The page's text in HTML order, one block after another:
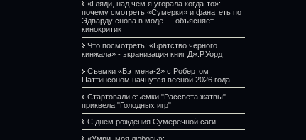
«Гляди, над чем я угорала когда-то»:
почему смотреть «Сумерки» и фанатеть по
Эдварду снова в моде — объясняет
кинокритик
Что посмотреть: «Братство черного
кинжала» - экранизация книг Дж.Р.Уорд
Съемки «Бэтмена-2» с Робертом
Паттинсоном начнутся весной 2026 года
Стартовали съемки "Рассвета жатвы" -
приквела "Голодных игр"
С днем рождения Сумеречной саги